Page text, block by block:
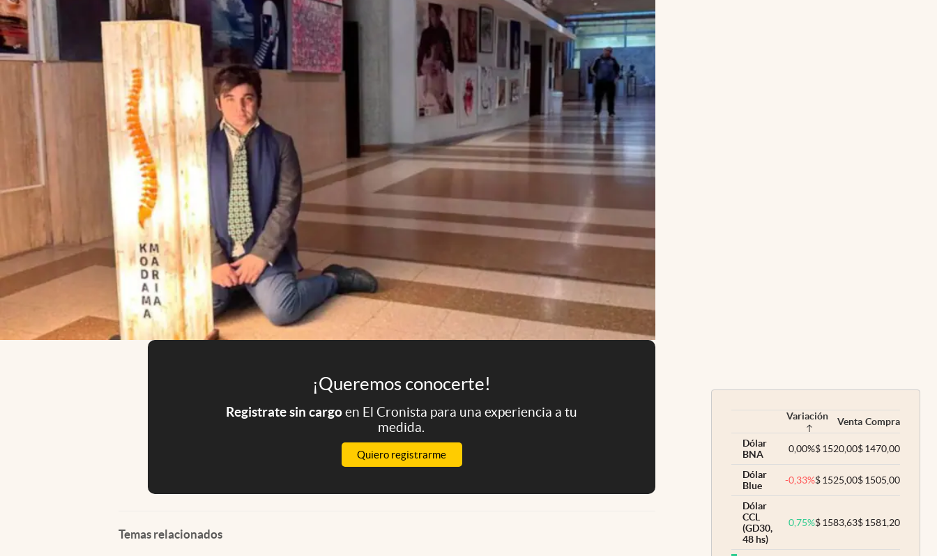
¡Queremos conocerte!
Registrate sin cargoen El Cronista para una experiencia a tu
medida.
Quiero registrarme
Temas relacionados
Variación Venta Compra
Dólar
BNA
0,00%$1520,00$1470,00
Dólar
Blue
-0,33%$1525,00$1505,00
Dólar
CCL
(GD30,
48 hs)
0,75%$1583,63$1581,20